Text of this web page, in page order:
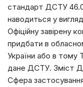
стандарт ДСТУ
наводиться у
Офіційну завірену
придбати в
України або в тому
дане ДСТУ. Зміст
Сфера